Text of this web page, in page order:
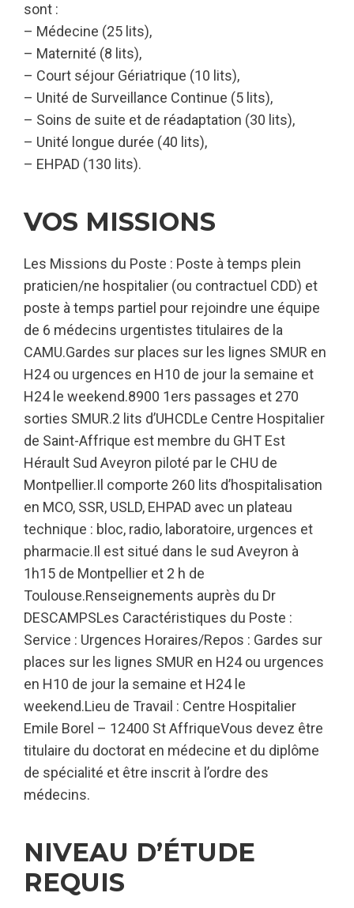
sont :
– Médecine (25 lits),
– Maternité (8 lits),
– Court séjour Gériatrique (10 lits),
– Unité de Surveillance Continue (5 lits),
– Soins de suite et de réadaptation (30 lits),
– Unité longue durée (40 lits),
– EHPAD (130 lits).
VOS MISSIONS
Les Missions du Poste : Poste à temps plein
praticien/ne hospitalier (ou contractuel CDD) et
poste à temps partiel pour rejoindre une équipe
de 6 médecins urgentistes titulaires de la
CAMU.Gardes sur places sur les lignes SMUR en
H24 ou urgences en H10 de jour la semaine et
H24 le weekend.8900 1ers passages et 270
sorties SMUR.2 lits d’UHCDLe Centre Hospitalier
de Saint-Affrique est membre du GHT Est
Hérault Sud Aveyron piloté par le CHU de
Montpellier.Il comporte 260 lits d’hospitalisation
en MCO, SSR, USLD, EHPAD avec un plateau
technique : bloc, radio, laboratoire, urgences et
pharmacie.Il est situé dans le sud Aveyron à
1h15 de Montpellier et 2 h de
Toulouse.Renseignements auprès du Dr
DESCAMPSLes Caractéristiques du Poste :
Service : Urgences Horaires/Repos : Gardes sur
places sur les lignes SMUR en H24 ou urgences
en H10 de jour la semaine et H24 le
weekend.Lieu de Travail : Centre Hospitalier
Emile Borel – 12400 St AffriqueVous devez être
titulaire du doctorat en médecine et du diplôme
de spécialité et être inscrit à l’ordre des
médecins.
NIVEAU D’ÉTUDE
REQUIS